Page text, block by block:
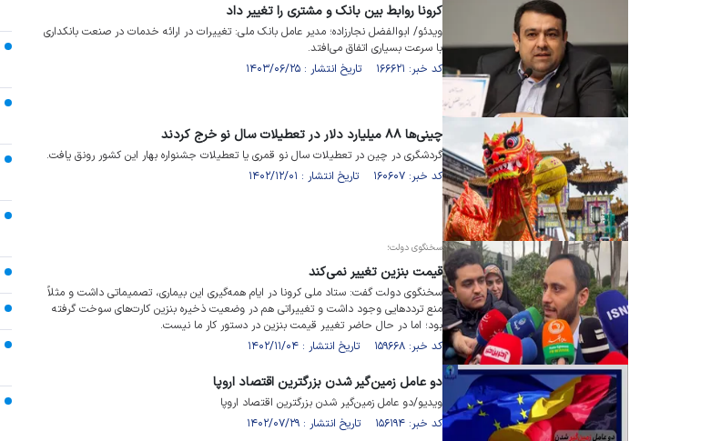
کرونا روابط بین بانک و مشتری را تغییر داد
ویدئو/ ابوالفضل نجارزاده؛ مدیر عامل بانک ملی: تغییرات در ارائه خدمات در صنعت بانکداری
با سرعت بسیاری اتفاق می‌افتد.
کد خبر: ۱۶۶۶۲۱ تاریخ انتشار : ۱۴۰۳/۰۶/۲۵
چینی‌ها ۸۸ میلیارد دلار در تعطیلات سال نو خرج کردند
گردشگری در چین در تعطیلات سال نو قمری یا تعطیلات جشنواره بهار این کشور رونق یافت.
کد خبر: ۱۶۰۶۰۷ تاریخ انتشار : ۱۴۰۲/۱۲/۰۱
سخنگوی دولت؛
قیمت بنزین تغییر نمی‌کند
سخنگوی دولت گفت: ستاد ملی کرونا در ایام همه‌گیری این بیماری، تصمیماتی داشت و مثلاً
منع تردد‌هایی وجود داشت و تغییراتی هم در وضعیت ذخیره بنزین کارت‌های سوخت گرفته
بود؛ اما در حال حاضر تغییر قیمت بنزین در دستور کار ما نیست.
کد خبر: ۱۵۹۶۶۸ تاریخ انتشار : ۱۴۰۲/۱۱/۰۴
دو عامل زمین‌گیر شدن بزرگترین اقتصاد اروپا
ویدیو/دو عامل زمین‌گیر شدن بزرگترین اقتصاد اروپا
کد خبر: ۱۵۶۱۹۴ تاریخ انتشار : ۱۴۰۲/۰۷/۲۹